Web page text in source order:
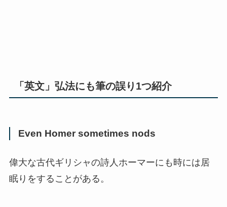
「英文」弘法にも筆の誤り1つ紹介
Even Homer sometimes nods
偉大な古代ギリシャの詩人ホーマーにも時には居
眠りをすることがある。